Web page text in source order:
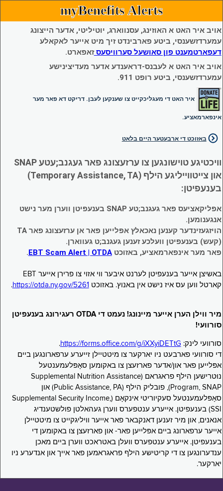
myBenefits Alerts
אויב איר האט א האוזינג, עסנווארג, יוטיליטי, אדער הייצונג
עמערדזשענסי, ביטע פארבינדט זיך מיט אייער לאקאלע
דעפארטמענט פון סאושעל סערוויסעסזאפארט.
אויב איר האט א לעבנס-דראענדע אדער מעדיצינישע
עמערדזשענסי, ביטע רופט 911.
איר האט די מעגליכקייט צו שענקען לעבן. דריקט דא פאר מער
אינפארמאציע.
באזוכט די ארבעטער היים בלאט
וויכטיגע טוישונגען צו ערזעצונג פאר געגנב;עטע SNAP
און צייטווייליגע הילף (Temporary Assistance, TA)
בענעפיטן:
אפליקאציעס פאר געגנב;טע SNAP בענעפיטן ווערן מער נישט
אנגענומען.
הויזגעזינדער קענען נאכאלץ אפּלייען פאר אן ערזעצונג פאר TA
(קעש) בענעפיטן וועלכע זענען געגנב;ט געווארן.
פאר מער אינפארמאציע, באזוכטEBT Scam Alert | OTDA
.
באשיצן אייער בענעפיטן לערנט איבער ווי אזוי צו פרירן אייער EBT
קארטל ווען עס איז נישט אין באנוץ. באזוכט https://otda.ny.gov/5261
.
מיר ווילן הערן אייער מיינונג! נעמט די OTDA רעגירונג בענעפיטן
סורוועי!
סורוועי לינק: https://forms.office.com/g/iXXyiDETtG
.
די סורוועי פארבעט ניו יארקער צו מיטטיילן זייערע ערפארונגען ביים
אפּלייען פאר און/אדער פארזעצן צו באקומען סאָפּלעמענטעל
נוּטרישען הילף פראגראם (Supplemental Nutrition Assistance
Program, SNAP), פובליק הילף (Public Assistance, PA) און
סאָפּלעמענטעל סעקיוריטי אינקאָם (Supplemental Security Income,
SSI) בענעפיטן. אייערע ענטפערס ווערן געהאלטן פולשטענדיג
אנאנים, און מיר זענען דאנקבאר פאר אייער וויליגקייט צו מיטטיילן
אייער ערפארונג ביים אפּלייען פאר- און פארזעצן צו באקומען די
בענעפיטן. אייערע ענטפערס וועלן באטראכט ווערן ביים מאכן
ענדערונגען צו די קריטישע הילף פראגראמען פאר אייך און אנדערע ניו
יארקער.